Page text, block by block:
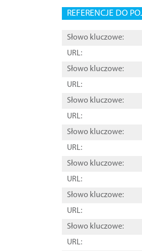
REFERENCJE DO
Słowo kluczowe:
URL:
Słowo kluczowe:
URL:
Słowo kluczowe:
URL:
Słowo kluczowe:
URL:
Słowo kluczowe:
URL:
Słowo kluczowe:
URL:
Słowo kluczowe:
URL: